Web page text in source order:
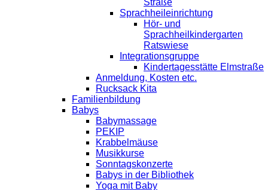
Sprachheileinrichtung
Hör- und
Sprachheilkindergarten
Ratswiese
Integrationsgruppe
Kindertagesstätte Elmstraße
Anmeldung, Kosten etc.
Rucksack Kita
Familienbildung
Babys
Babymassage
PEKIP
Krabbelmäuse
Musikkurse
Sonntagskonzerte
Babys in der Bibliothek
Yoga mit Baby